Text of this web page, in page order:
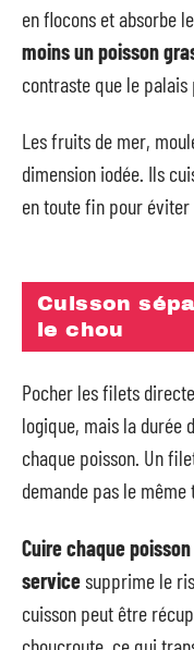
en flocons et absorbe
moins un poisson
contraste que le
Les fruits de mer,
dimension iodée. Ils
en toute fin pour
Cuisson
le chou
Pocher les filets
logique, mais la durée
chaque poisson. Un
demande pas le même
Cuire chaque
servicesupprime le
cuisson peut être